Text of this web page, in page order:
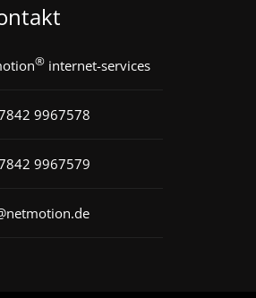
® internet-services
9967578
9967579